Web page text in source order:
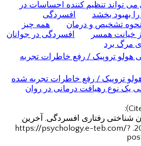
تواند تنظیم کننده احساسات در
را بهبود بخشد
افسردگی
نحوه تشخیص و درمان
همه چیز
خیانت همسر
افسردگی در جوانان
مرگ برد
تروپیک / رفع خاطرات تجربه شده
یک نوع رهیافت درمانی در روان
شناختی رفتاری افسردگی. آخرین
ویرایش: جولای 26, 2021. https://psychology.e-teb.com/?